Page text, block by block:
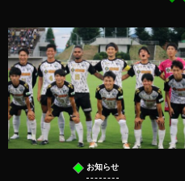
お知らせ